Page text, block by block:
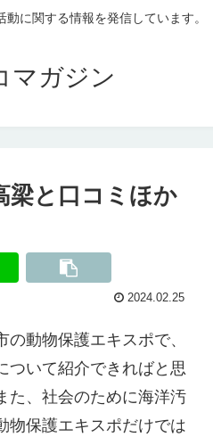
に関する情報を発信しています。
マガジン
梁と口コミほか
2024.02.25
動物保護エキスポで、
ついて紹介できればと思
た、社会のために海洋汚
物保護エキスポだけでは